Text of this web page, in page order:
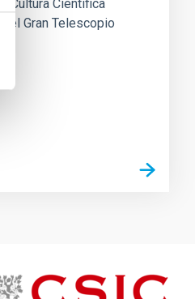
Cultura Científica
el Gran Telescopio